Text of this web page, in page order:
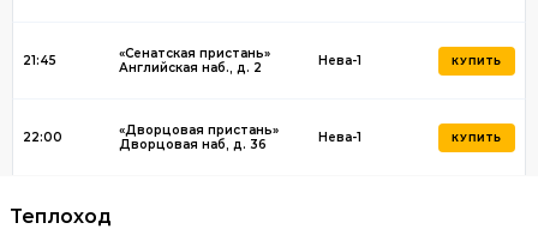
21:45
«Сенатская пристань»
Английская наб., д. 2
Нева-1 КУПИТЬ
22:00
«Дворцовая пристань»
Дворцовая наб, д. 36
Нева-1 КУПИТЬ
Теплоход